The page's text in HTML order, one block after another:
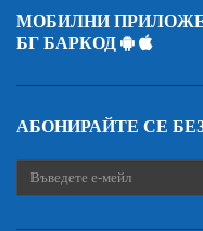
МОБИЛНИ
БГ БАРКОД
АБОНИРАЙТЕ СЕ